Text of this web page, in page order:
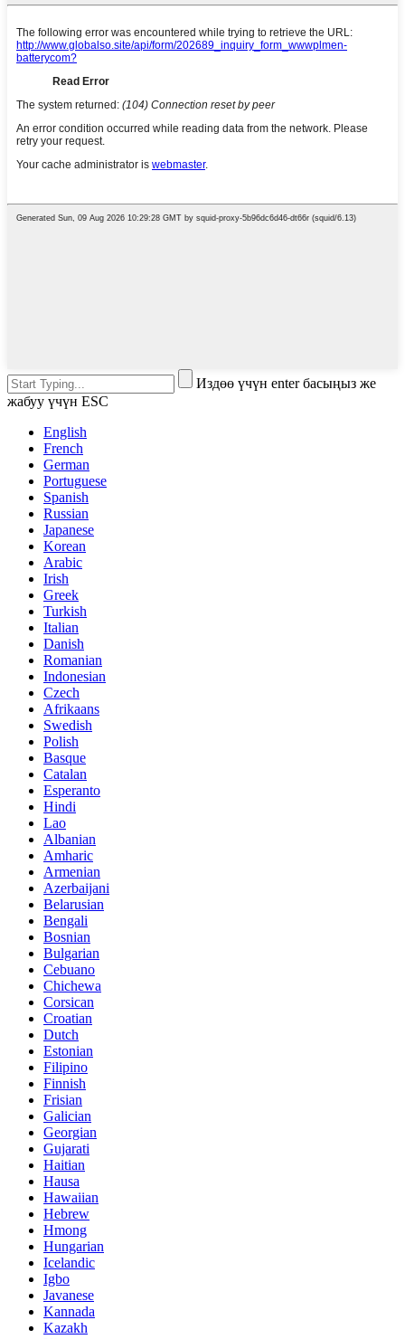
Издөө үчүн enter басыңыз же
жабуу үчүн ESC
English
French
German
Portuguese
Spanish
Russian
Japanese
Korean
Arabic
Irish
Greek
Turkish
Italian
Danish
Romanian
Indonesian
Czech
Afrikaans
Swedish
Polish
Basque
Catalan
Esperanto
Hindi
Lao
Albanian
Amharic
Armenian
Azerbaijani
Belarusian
Bengali
Bosnian
Bulgarian
Cebuano
Chichewa
Corsican
Croatian
Dutch
Estonian
Filipino
Finnish
Frisian
Galician
Georgian
Gujarati
Haitian
Hausa
Hawaiian
Hebrew
Hmong
Hungarian
Icelandic
Igbo
Javanese
Kannada
Kazakh